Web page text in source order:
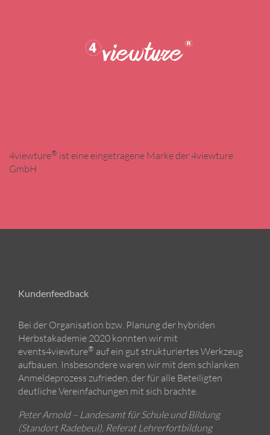
4viewture® ist eine eingetragene Marke der 4viewture
GmbH
Kundenfeedback
Bei der Organisation bzw. Planung der hybriden
Herbstakademie 2020 konnten wir mit
events4viewture® auf ein gut strukturiertes Werkzeug
aufbauen. Insbesondere waren wir mit dem schlanken
Anmeldeprozess zufrieden, der für alle Beteiligten
deutliche Vereinfachungen mit sich brachte.
Peter Arnold – Landesamt für Schule und Bildung
(Standort Radebeul), Referat Lehrerfortbildung